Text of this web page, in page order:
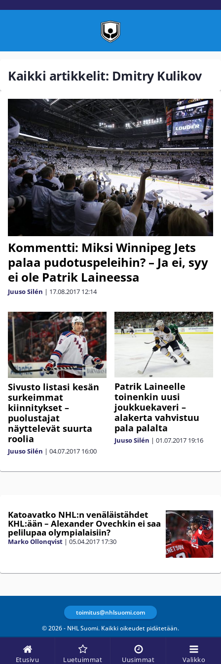
Etusivu Luetuimmat Uusimmat Valikko
Kaikki artikkelit: Dmitry Kulikov
Kommentti: Miksi Winnipeg Jets
palaa pudotuspeleihin? – Ja ei, syy
ei ole Patrik Laineessa
Juuso Silén | 17.08.2017 12:14
Sivusto listasi kesän
surkeimmat
kiinnitykset –
puolustajat
näyttelevät suurta
roolia
Juuso Silén | 04.07.2017 16:00
Patrik Laineelle
toinenkin uusi
joukkuekaveri –
alakerta vahvistuu
pala palalta
Juuso Silén | 01.07.2017 19:16
Katoavatko NHL:n venäläistähdet
KHL:ään – Alexander Ovechkin ei saa
pelilupaa olympialaisiin?
Marko Ollonqvist | 05.04.2017 17:30
© 2026 - NHL Suomi. Kaikki oikeudet pidätetään.
toimitus@nhlsuomi.com